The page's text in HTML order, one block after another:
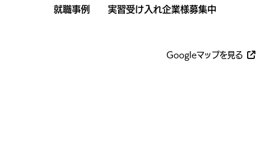
就職事例 実習受け入れ企業様募集中
Googleマップを見る